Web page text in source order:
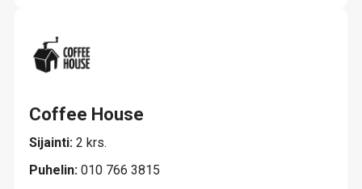
Coffee House
Sijainti: 2 krs.
Puhelin: 010 766 3815